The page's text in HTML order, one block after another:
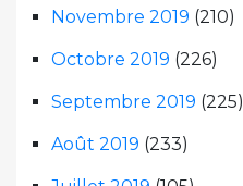
Novembre 2019 (210)
Octobre 2019 (226)
Septembre 2019 (225)
Août 2019 (233)